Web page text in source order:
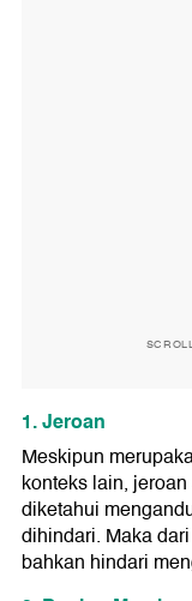
1. Jeroan
Meskipun
konteks lain,
diketahui
dihindari. Maka
bahkan hindari